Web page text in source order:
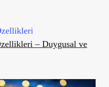
– Duygusal ve